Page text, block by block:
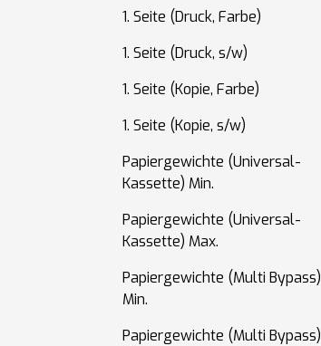
1. Seite (Druck, Farbe)
1. Seite (Druck, s/w)
1. Seite (Kopie, Farbe)
1. Seite (Kopie, s/w)
Papiergewichte (Universal-
Kassette) Min.
Papiergewichte (Universal-
Kassette) Max.
Papiergewichte (Multi Bypass)
Min.
Papiergewichte (Multi Bypass)